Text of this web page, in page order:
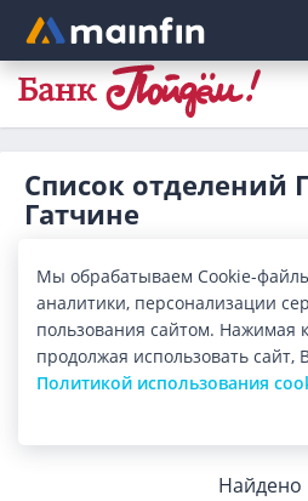
Главное меню
Список отделений
Гатчине
поиск ближайшего отделения
адресу, названию. Часы работы,
данные.
Показать весь
Все банки
Найдено
Мы обрабатываем Cookie-
аналитики, персонализации
пользования сайтом. Нажимая
продолжая использовать сайт,
Политикой использования